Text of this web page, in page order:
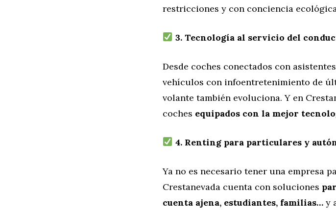
restricciones y con conciencia
3. Tecnología al servicio del
Desde coches conectados con
vehículos con infoentretenimiento de
volante también evoluciona. Y en
coches equipados con la mejor
4. Renting para particulares y
Ya no es necesario tener una empresa
Crestanevada cuenta con soluciones
cuenta ajena, estudiantes, familias… y